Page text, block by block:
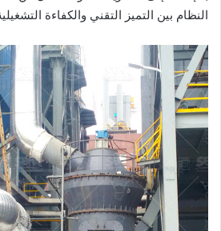
النظام بين التميز التقني والكفاءة